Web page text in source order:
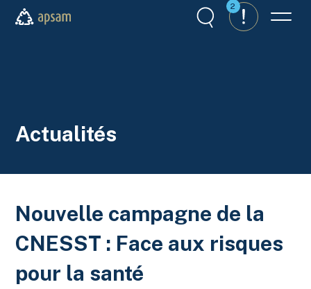
Aller au contenu principal
RechercheAlertes
2
Menu
Actualités
Nouvelle campagne de la
CNESST : Face aux risques
pour la santé